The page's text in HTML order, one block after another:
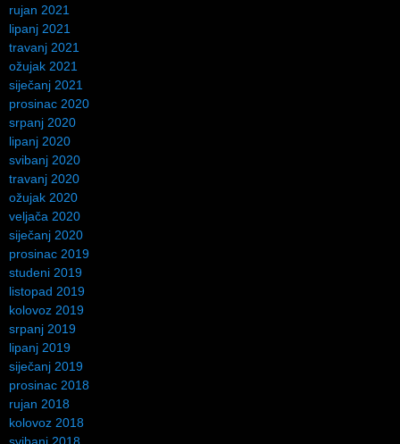
rujan 2021
lipanj 2021
travanj 2021
ožujak 2021
siječanj 2021
prosinac 2020
srpanj 2020
lipanj 2020
svibanj 2020
travanj 2020
ožujak 2020
veljača 2020
siječanj 2020
prosinac 2019
studeni 2019
listopad 2019
kolovoz 2019
srpanj 2019
lipanj 2019
siječanj 2019
prosinac 2018
rujan 2018
kolovoz 2018